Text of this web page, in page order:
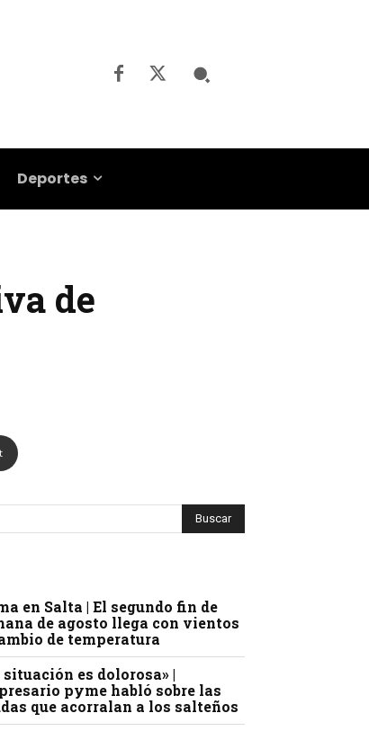
Deportes
de
en Salta | El segundo fin de
de agosto llega con vientos
de temperatura
situación es dolorosa» |
pyme habló sobre las
que acorralan a los salteños